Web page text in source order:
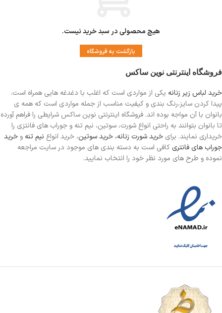
هیچ محصولی در سبد خرید نیست.
بازگشت به فروشگاه
فروشگاه اینترنتی نوین ساکس
خرید لباس زیر زنانه یکی از مواردی است که اغلب با دغدغه هایی همراه است.
پیدا کردن سایز،رنگ بندی و کیفیت مناسب از جمله مواردی است که همه ی
بانوان با آن مواجه بوده اند. فروشگاه اینترنتی نوین ساکس شرایطی را فراهم آورده
تا بانوان بتوانند به راحتی انواع شورت، سوتین، نیم تنه و جوراب های فانتزی را
خریداری نمایند. برای خرید شورت زنانه، خرید سوتین، خرید انواع نیم تنه و خرید
جوراب های فانتری کافی است به دسته بندی های موجود در سایت مراجعه
نموده و طرح های مورد نظر خود را انتخاب نمایید.